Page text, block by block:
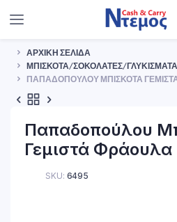
ΑΡΧΙΚΉ ΣΕΛΊΔΑ
ΜΠΙΣΚΌΤΑ/ΣΟΚΟΛΆΤΕΣ/ΓΛΥΚΊΣΜΑΤΑ
ΠΑΠΑΔΟΠΟΎΛΟΥ ΜΠΙΣΚΌΤΑ
Παπαδοπούλου
Γεμιστά
SKU: 6495